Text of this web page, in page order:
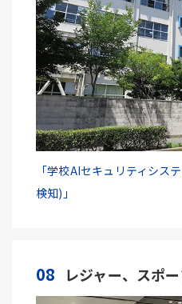
「学校AIセキュリティシス
検知)」
08 レジャー、スポ